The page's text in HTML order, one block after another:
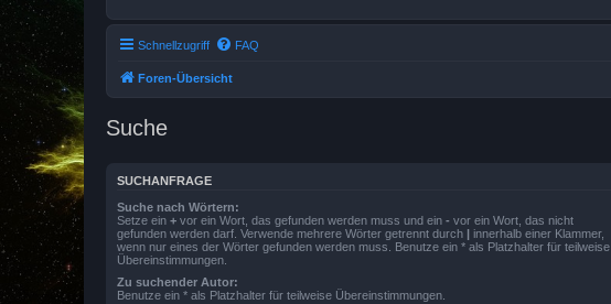
Schnellzugriff FAQ
Foren-Übersicht
Suche
SUCHANFRAGE
Suche nach Wörtern:
Setze ein + vor ein Wort, das gefunden werden muss und ein - vor ein Wort, das nicht
gefunden werden darf. Verwende mehrere Wörter getrennt durch | innerhalb einer Klammer,
wenn nur eines der Wörter gefunden werden muss. Benutze ein * als Platzhalter für teilweise
Übereinstimmungen.
Zu suchender Autor:
Benutze ein * als Platzhalter für teilweise Übereinstimmungen.